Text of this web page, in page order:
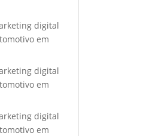
digital
em
digital
em
digital
em